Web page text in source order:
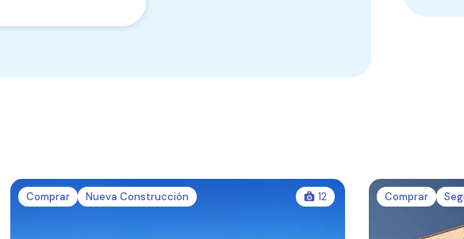
Comprar Nueva Construcción 12 Comprar